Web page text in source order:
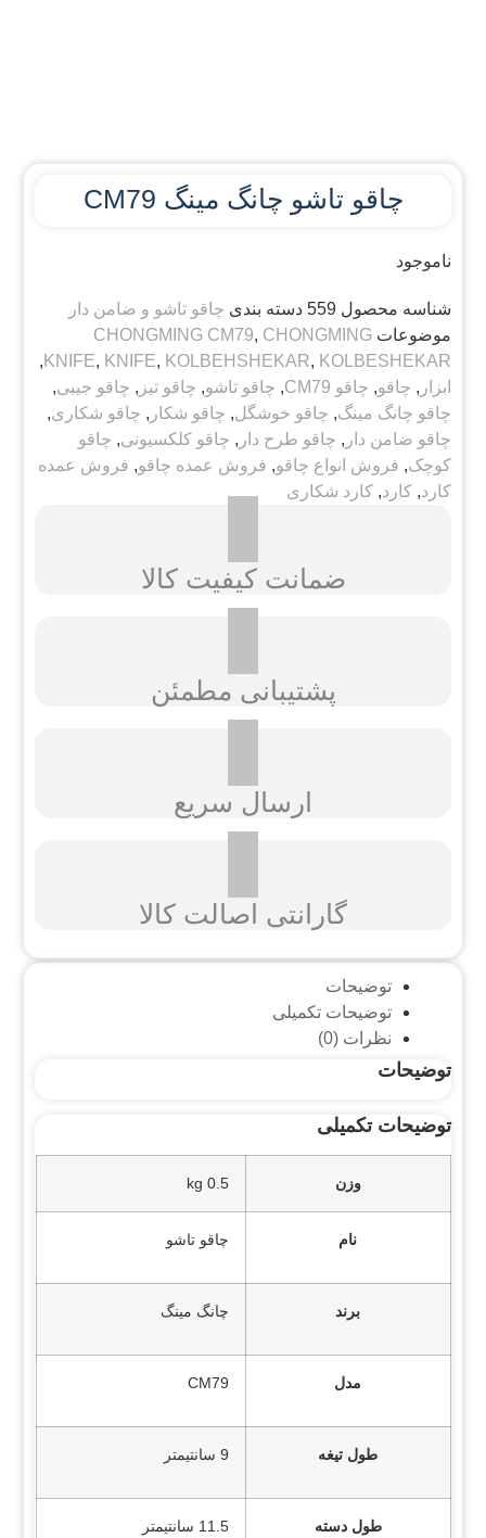
چاقو تاشو چانگ مینگ CM79
ناموجود
شناسه محصول559 دسته بندی چاقو تاشو و ضامن دار
موضوعات
CHONGMING CM79, CHONGMING
KNIFE, KNIFE, KOLBEHSHEKAR, KOLBESHEKAR
,
ابزار , چاقو, چاقو CM79 , چاقو تاشو, چاقو تیز , چاقو جیبی,
چاقو چانگ مینگ, چاقو خوشگل, چاقو شکار , چاقو شکاری,
چاقو ضامن دار , چاقو طرح دار , چاقو کلکسیونی, چاقو
کوچک, فروش انواع چاقو, فروش عمده چاقو, فروش عمده
کارد,کارد,کارد شکاری
ضمانت کیفیت کالا
پشتیبانی مطمئن
ارسال سریع
گارانتی اصالت کالا
توضیحات
توضیحات تکمیلی
نظرات (0)
توضیحات
توضیحات تکمیلی
وزن 0.5 kg
نام چاقو تاشو
برند چانگ مینگ
مدل CM79
طول تیغه 9 سانتیمتر
طول دسته 11.5 سانتیمتر